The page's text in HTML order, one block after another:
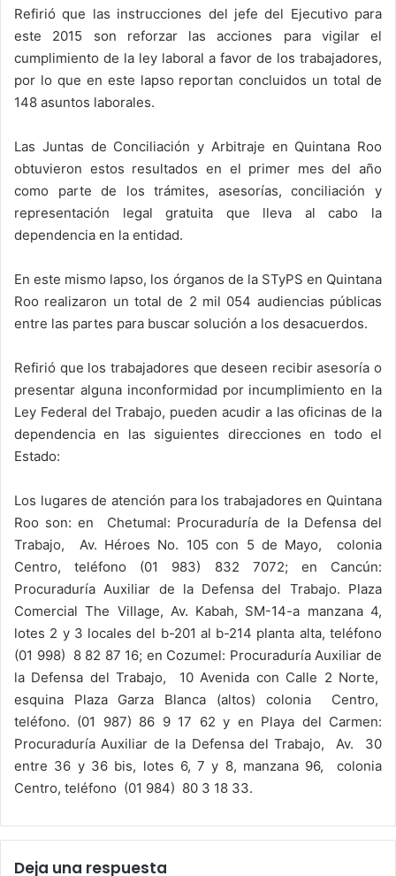
Refirió que las instrucciones del jefe del Ejecutivo para
este 2015 son reforzar las acciones para vigilar el
cumplimiento de la ley laboral a favor de los trabajadores,
por lo que en este lapso reportan concluidos un total de
148 asuntos laborales.
Las Juntas de Conciliación y Arbitraje en Quintana Roo
obtuvieron estos resultados en el primer mes del año
como parte de los trámites, asesorías, conciliación y
representación legal gratuita que lleva al cabo la
dependencia en la entidad.
En este mismo lapso, los órganos de la STyPS en Quintana
Roo realizaron un total de 2 mil 054 audiencias públicas
entre las partes para buscar solución a los desacuerdos.
Refirió que los trabajadores que deseen recibir asesoría o
presentar alguna inconformidad por incumplimiento en la
Ley Federal del Trabajo, pueden acudir a las oficinas de la
dependencia en las siguientes direcciones en todo el
Estado:
Los lugares de atención para los trabajadores en Quintana
Roo son: en Chetumal: Procuraduría de la Defensa del
Trabajo, Av. Héroes No. 105 con 5 de Mayo, colonia
Centro, teléfono (01 983) 832 7072; en Cancún:
Procuraduría Auxiliar de la Defensa del Trabajo. Plaza
Comercial The Village, Av. Kabah, SM-14-a manzana 4,
lotes 2 y 3 locales del b-201 al b-214 planta alta, teléfono
(01 998) 8 82 87 16; en Cozumel: Procuraduría Auxiliar de
la Defensa del Trabajo, 10 Avenida con Calle 2 Norte,
esquina Plaza Garza Blanca (altos) colonia Centro,
teléfono. (01 987) 86 9 17 62 y en Playa del Carmen:
Procuraduría Auxiliar de la Defensa del Trabajo, Av. 30
entre 36 y 36 bis, lotes 6, 7 y 8, manzana 96, colonia
Centro, teléfono (01 984) 80 3 18 33.
Deja una respuesta